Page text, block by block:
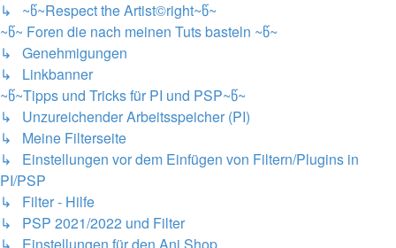
↳ ~წ~Respect the Artist©right~წ~
~წ~ Foren die nach meinen Tuts basteln ~წ~
↳ Genehmigungen
↳ Linkbanner
~წ~Tipps und Tricks für PI und PSP~წ~
↳ Unzureichender Arbeitsspeicher (PI)
↳ Meine Filterseite
↳ Einstellungen vor dem Einfügen von Filtern/Plugins in
PI/PSP
↳ Filter - Hilfe
↳ PSP 2021/2022 und Filter
↳ Einstellungen für den Ani Shop